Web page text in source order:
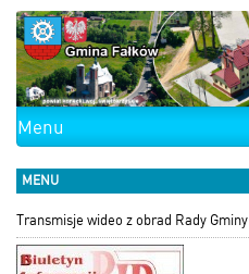
Menu
MENU
Transmisje wideo z obrad Rady Gminy